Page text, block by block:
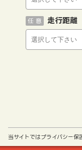
走行距離
任 意
当サイトではプライバシー